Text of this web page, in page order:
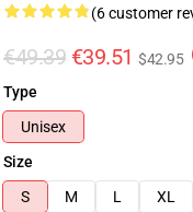
(6 customer
€49.39 €39.51 $42.95
Type
Unisex
Size
S
M L XL